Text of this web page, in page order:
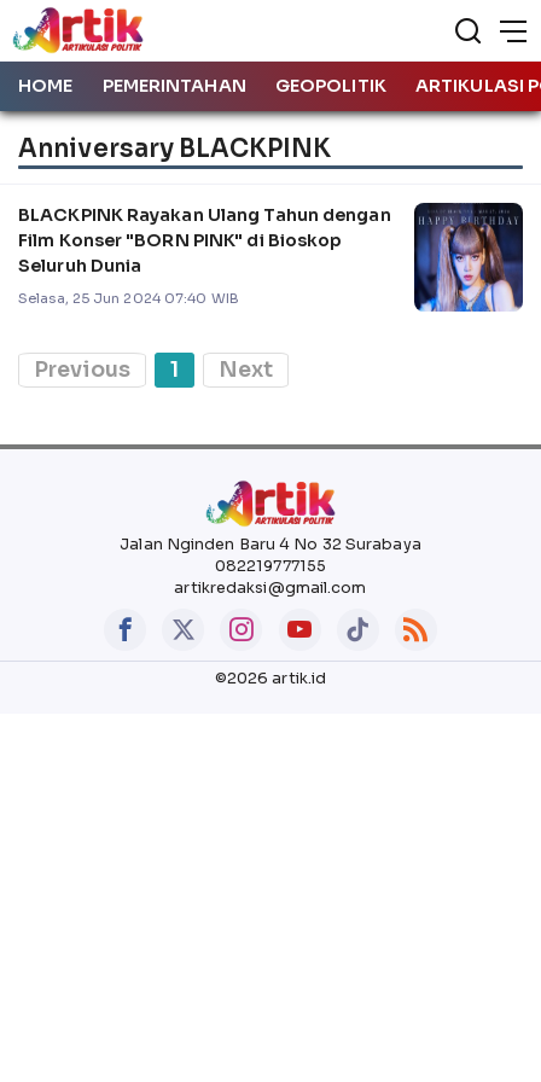
HOME PEMERINTAHAN GEOPOLITIK ARTIKULASI
Anniversary BLACKPINK
BLACKPINK Rayakan Ulang Tahun dengan
Film Konser "BORN PINK" di Bioskop
Seluruh Dunia
Selasa, 25 Jun 2024 07:40 WIB
Previous 1 Next
Jalan Nginden Baru 4 No 32 Surabaya
082219777155
artikredaksi@gmail.com
©2026 artik.id